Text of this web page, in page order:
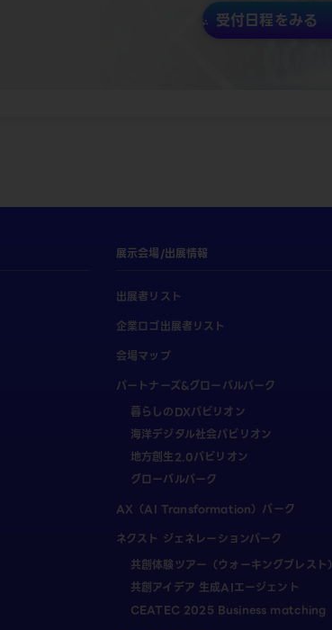
受付日程をみる
展示会場/出展情報
出展者リスト
企業ロゴ出展者リスト
会場マップ
パートナーズ&グローバルパーク
暮らしのDXパビリオン
海洋デジタル社会パビリオン
地方創生2.0パビリオン
グローバルパーク
AX（AI Transformation）パーク
ネクスト ジェネレーションパーク
共創体験ツアー（ウォーキングブレスト）
共創アイデア 生成AIエージェント
CEATEC 2025 Business matching